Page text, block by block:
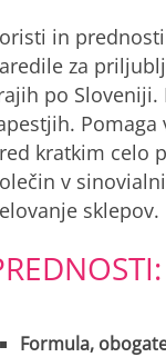
in
za
po
kratkim celo
v
sklepov.
Formula,